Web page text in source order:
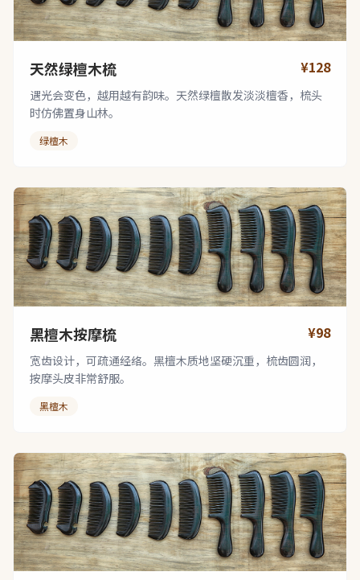
天然绿檀木梳 ¥128
遇光会变色，越用越有韵味。天然绿檀散发淡淡檀香，梳头
时仿佛置身山林。
绿檀木
黑檀木按摩梳 ¥98
宽齿设计，可疏通经络。黑檀木质地坚硬沉重，梳齿圆润，
按摩头皮非常舒服。
黑檀木